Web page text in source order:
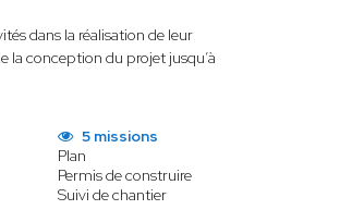
dans la réalisation de leur
la conception du projet jusqu’à
5 missions
Plan
Permis de construire
Suivi de chantier